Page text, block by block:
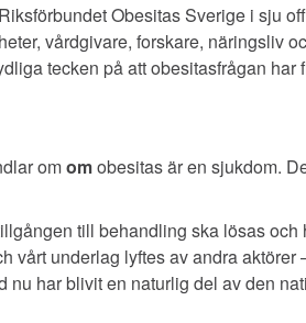
Obesitas Sverige i sju
vårdgivare, forskare, näringsliv
tecken på att obesitasfrågan har
omomobesitas är en sjukdom.
till behandling ska lösas och
vårt underlag lyftes av andra aktörer
nu har blivit en naturlig del av den